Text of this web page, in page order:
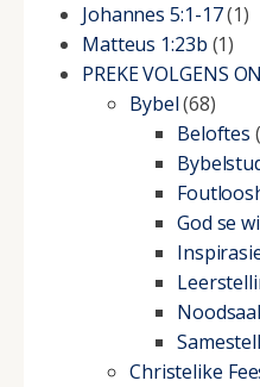
Johannes 5:1-17(1)
Matteus 1:23b (1)
PREKE VOLGENS
Bybel(68)
Beloftes
God se
Christelike